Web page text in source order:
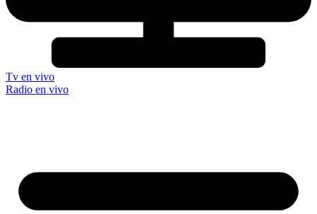
Tv en vivo
Radio en vivo